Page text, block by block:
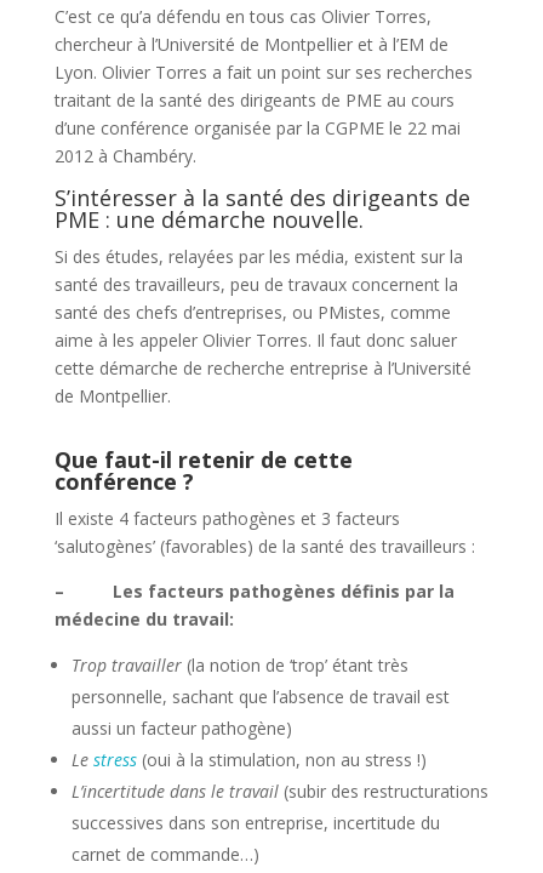
C’est ce qu’a défendu en tous cas Olivier Torres,
chercheur à l’Université de Montpellier et à l’EM de
Lyon. Olivier Torres a fait un point sur ses recherches
traitant de la santé des dirigeants de PME au cours
d’une conférence organisée par la CGPME le 22 mai
2012 à Chambéry.
S’intéresser à la santé des dirigeants de
PME : une démarche nouvelle.
Si des études, relayées par les média, existent sur la
santé des travailleurs, peu de travaux concernent la
santé des chefs d’entreprises, ou PMistes, comme
aime à les appeler Olivier Torres. Il faut donc saluer
cette démarche de recherche entreprise à l’Université
de Montpellier.
Que faut-il retenir de cette
conférence ?
Il existe 4 facteurs pathogènes et 3 facteurs
‘salutogènes’ (favorables) de la santé des travailleurs :
– Les facteurs pathogènes définis par la
médecine du travail:
Trop travailler(la notion de ‘trop’ étant très
personnelle, sachant que l’absence de travail est
aussi un facteur pathogène)
Le stress (oui à la stimulation, non au stress !)
L’incertitude dans le travail(subir des restructurations
successives dans son entreprise, incertitude du
carnet de commande…)